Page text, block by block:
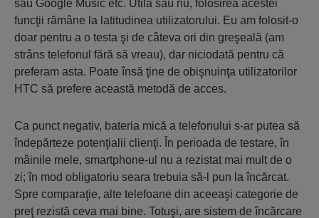
sau Google Music etc. Utilă sau nu, folosirea acestei
funcţii rămâne la latitudinea utilizatorului. Eu am folosit-o
doar pentru a o testa şi de câteva ori din greşeală (am
strâns telefonul fără să vreau), dar niciodată pentru că
preferam asta. Poate însă ţine de obişnuinţa utilizatorilor
HTC să prefere această metodă de acces.
Ca punct negativ, bateria mică a telefonului s-ar putea să
îndepărteze potenţialii clienţi. În perioada de testare, în
mâinile mele, smartphone-ul nu a rezistat mai mult de o
zi; în mod obligatoriu seara trebuia să-l pun la încărcat.
Spre comparaţie, alte telefoane din aceeaşi categorie de
preţ rezistă ceva mai bine. Totuşi, are sistem de încărcare